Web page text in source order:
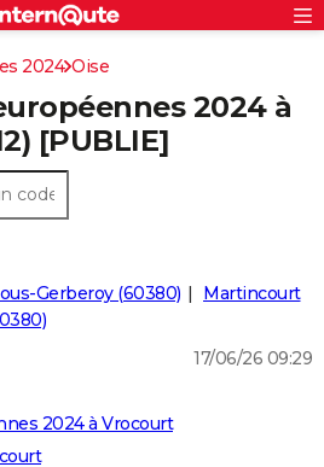
S'inscrire
Connexion
2024 Oise
2024 à
[PUBLIE]
Gerberoy (60380)
Martincourt
17/06/26 09:29
2024 à Vrocourt